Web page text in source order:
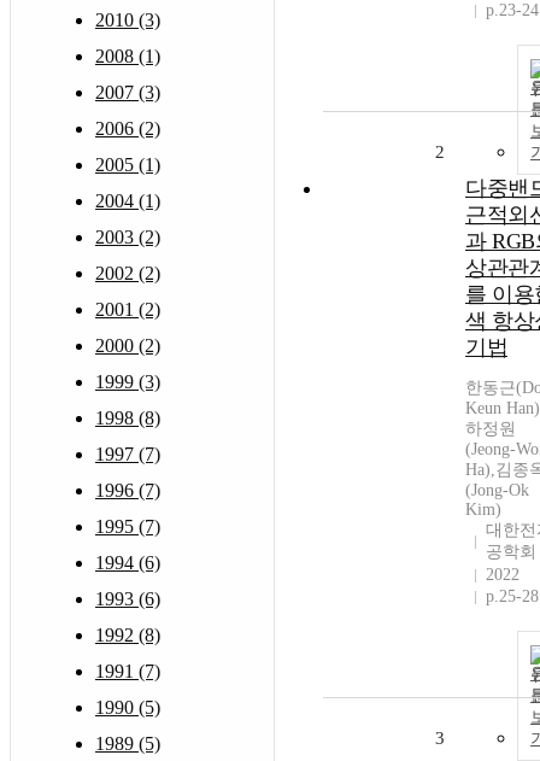
2010 (3)
2008 (1)
2007 (3)
2006 (2)
2005 (1)
2004 (1)
2003 (2)
2002 (2)
2001 (2)
2000 (2)
1999 (3)
1998 (8)
1997 (7)
1996 (7)
1995 (7)
1994 (6)
1993 (6)
1992 (8)
1991 (7)
1990 (5)
1989 (5)
p.23-24
2
다중밴
근적외
과 RGB
상관관
를 이용
색 항상
기법
한동근
Keun
하정원
(Jeong-
Ha),김종
(Jong-Ok
Kim)
대한전
공학회
2022
p.25-28
3